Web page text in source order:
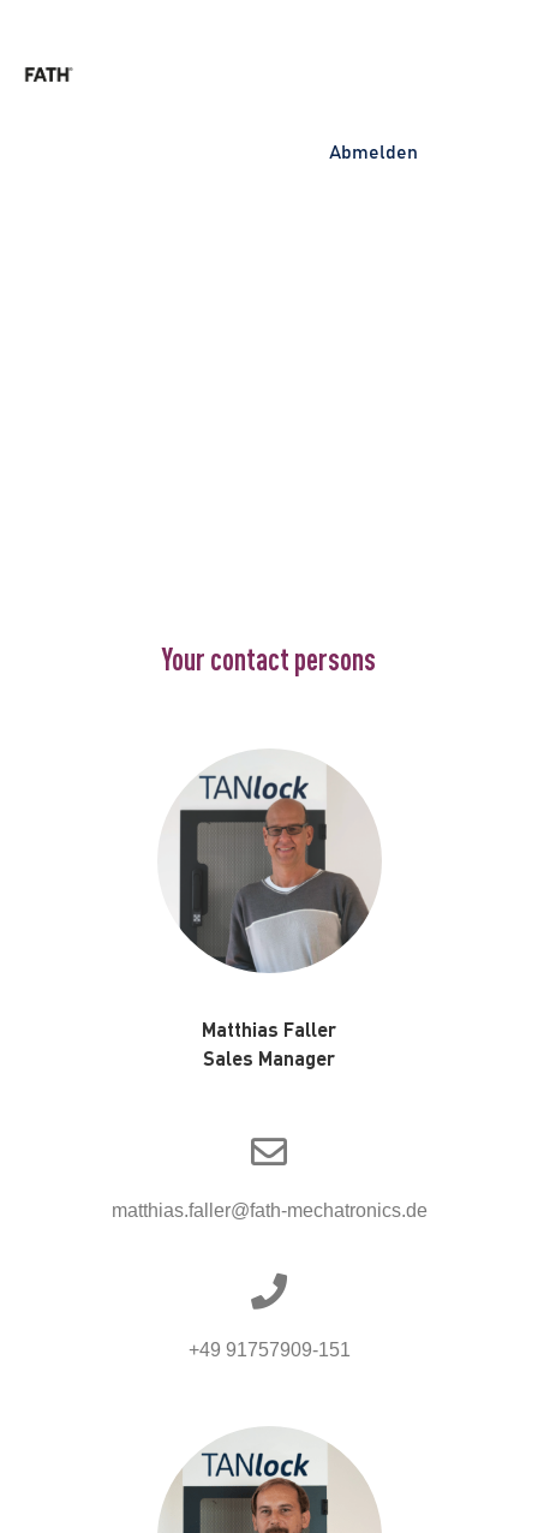
Abmelden
Your contact persons
Matthias Faller
Sales Manager
matthias.faller@fath-mechatronics.de
+49 91757909-151